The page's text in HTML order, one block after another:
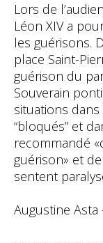
Lors de
Léon XIV a
les guérisons.
place Saint-
guérison du
Souverain
situations
“bloqués” et
recommandé
guérison» et
sentent
Augustine Asta